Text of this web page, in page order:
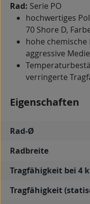
Rad: Serie PO
hochwertiges
70 Shore D,
hohe chemische
aggressive
verringerte
Eigenschaften
Rad-Ø
Radbreite
Tragfähigkeit bei 4
Tragfähigkeit